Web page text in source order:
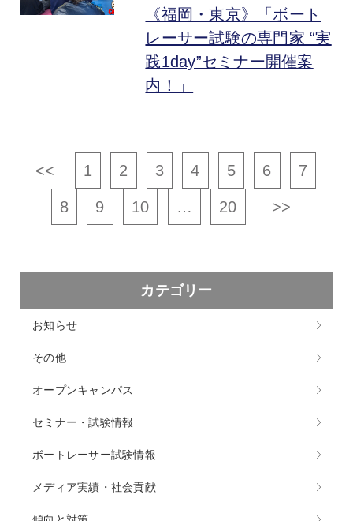
《福岡・東京》「ボート
レーサー試験の専門家 “実
践1day”セミナー開催案
内！」
<< 1 2 3 4 5 6 7
8 9 10 … 20 >>
カテゴリー
お知らせ
その他
オープンキャンパス
セミナー・試験情報
ボートレーサー試験情報
メディア実績・社会貢献